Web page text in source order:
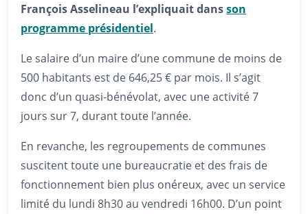
François Asselineau l’expliquait dansson
programme présidentiel.
Le salaire d’un maire d’une commune de moins de
500 habitants est de 646,25 € par mois. Il s’agit
donc d’un quasi-bénévolat, avec une activité 7
jours sur 7, durant toute l’année.
En revanche, les regroupements de communes
suscitent toute une bureaucratie et des frais de
fonctionnement bien plus onéreux, avec un service
limité du lundi 8h30 au vendredi 16h00. D’un point